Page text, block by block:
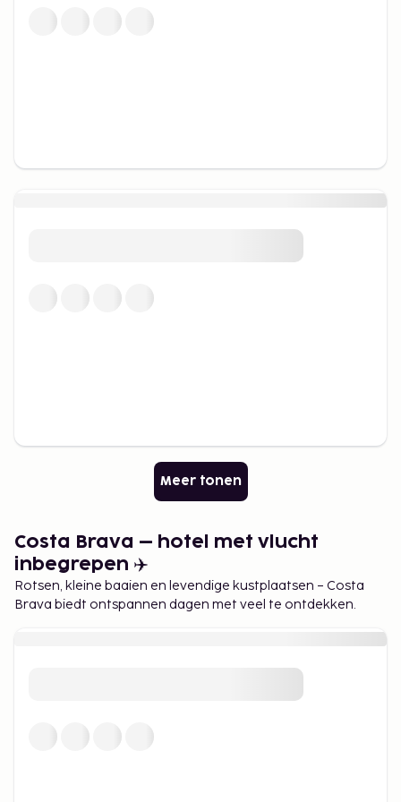
Meer tonen
Costa Brava – hotel met vlucht
inbegrepen ✈️
Rotsen, kleine baaien en levendige kustplaatsen – Costa
Brava biedt ontspannen dagen met veel te ontdekken.